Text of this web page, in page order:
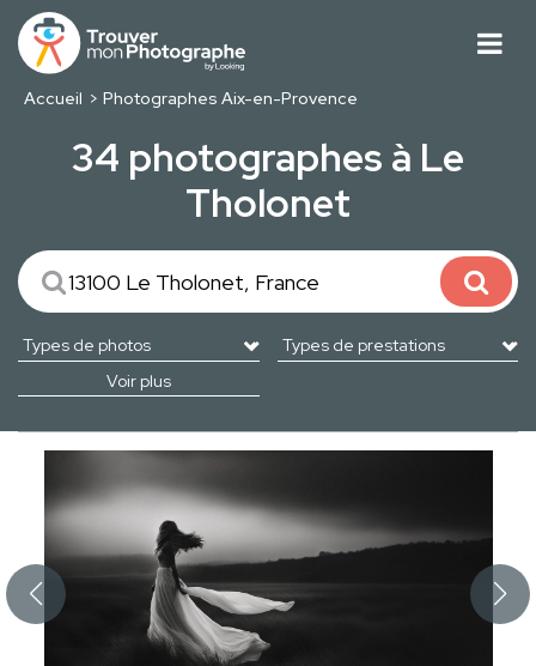
Accueil Photographes Aix-en-Provence
34 photographes à Le
Tholonet
Voir plus